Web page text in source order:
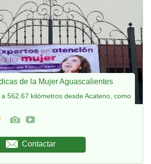
de la Mujer Aguascalientes
562.67 kilómetros desde Acateno, como
Contactar